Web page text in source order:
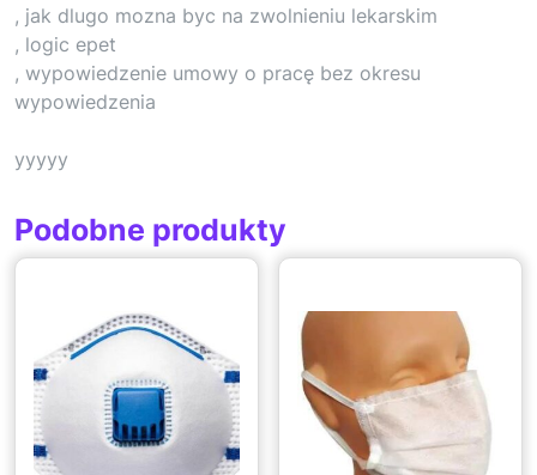
, jak dlugo mozna byc na zwolnieniu lekarskim
, logic epet
, wypowiedzenie umowy o pracę bez okresu
wypowiedzenia
yyyyy
Podobne produkty